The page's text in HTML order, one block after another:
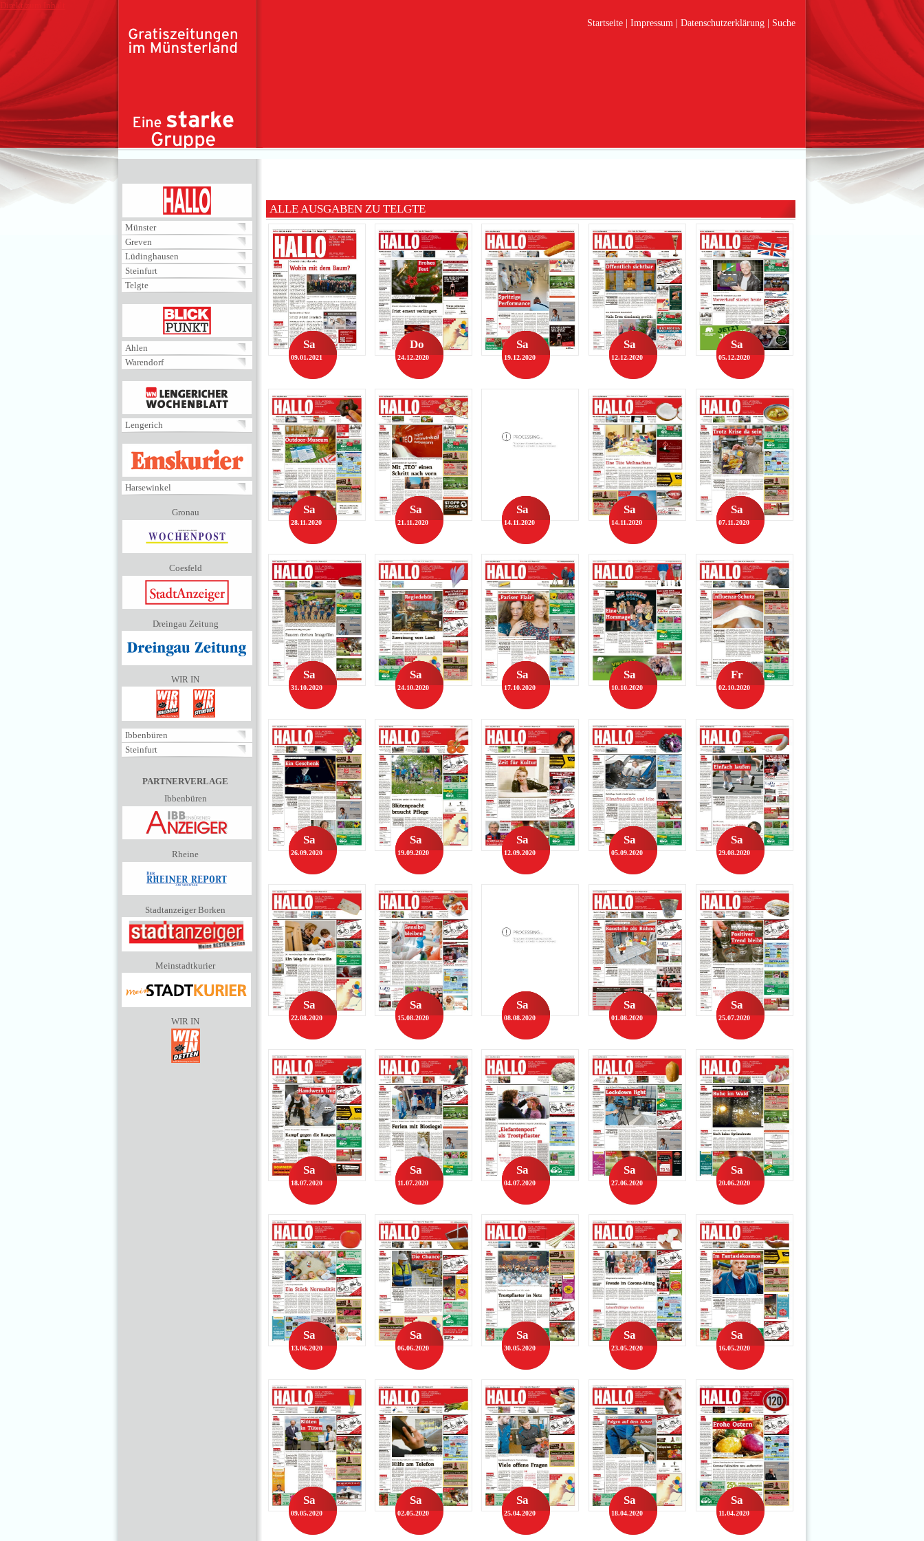
Direkt zum Inhalt
Startseite
Impressum Datenschutzerklärung Suche
Münster
Greven
Lüdinghausen
Steinfurt
Telgte
BLICKPUNKT
Ahlen
Warendorf
MENÜ
Lengerich
EMSKURIER
Harsewinkel
Gronau
Coesfeld
Dreingau Zeitung
WIR IN
Ibbenbüren
Steinfurt
PARTNERVERLAGE
Ibbenbüren
Rheine
Stadtanzeiger Borken
Meinstadtkurier
WIR IN
ALLE AUSGABEN ZU TELGTE
Sa
09.01.2021
Do
24.12.2020
Sa
19.12.2020
Sa
12.12.2020
Sa
05.12.2020
Sa
28.11.2020
Sa
21.11.2020
Sa
14.11.2020
Sa
14.11.2020
Sa
07.11.2020
Sa
31.10.2020
Sa
24.10.2020
Sa
17.10.2020
Sa
10.10.2020
Fr
02.10.2020
Sa
26.09.2020
Sa
19.09.2020
Sa
12.09.2020
Sa
05.09.2020
Sa
29.08.2020
Sa
22.08.2020
Sa
15.08.2020
Sa
08.08.2020
Sa
01.08.2020
Sa
25.07.2020
Sa
18.07.2020
Sa
11.07.2020
Sa
04.07.2020
Sa
27.06.2020
Sa
20.06.2020
Sa
13.06.2020
Sa
06.06.2020
Sa
30.05.2020
Sa
23.05.2020
Sa
16.05.2020
Sa
09.05.2020
Sa
02.05.2020
Sa
25.04.2020
Sa
18.04.2020
Sa
11.04.2020